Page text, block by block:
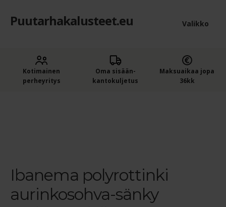
Siirry
Siirry
Puutarhakalusteet.eu Valikko
Puutarhakalusteet
Yleiset ehdot
Kotimainen
perheyritys
Oma sisään­
kantokuljetus
Maksuaikaa jopa
36kk
Ibanema polyrottinki
aurinkosohva-sänky